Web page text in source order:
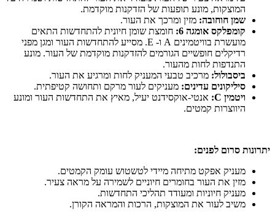
המוצקות, מונע תופעות של הזדקנות מוקדמת.
שמן חוחובה: מזין ומרכך את העור.
קומפלקס אומגה 6:
חומצת שומן חיונית להתחדשות התאים
מועשרת בוויטמינים A ו- E. מסייע להתחדשות העור ומגן מפני
רדיקלים חופשיים הגורמים להזדקנות מוקדמת של העור. מונע
התנדפות לחות מהעור.
ביסבולול: מרכיב טבעי המעניק לחות ומרגיע את העור.
סיליקונים עדינים: מעניקים לעור מרקם ותחושה קטיפתית.
ויטמין C:
אנטי-אוקסידנט יעיל, מאיץ את התחדשות העור ומונע
היווצרות קמטים.
יתרונות סרום לפנים:
מעניק אפקט מתיחה מיידי לטשטוש עומק הקמטים.
מזין את העור בחומרים חיוניים לשמירה על מראה צעיר.
מעניק חיוניות ומעודד תהליכי התחדשות.
משיב לעור את המוצקות, הרכות והמראה הקורן.